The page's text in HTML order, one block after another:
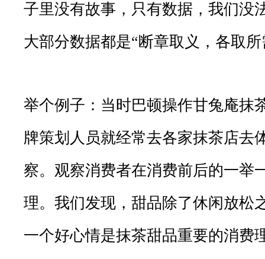
子里没有故事，只有数据，我们没
大部分数据都是“断章取义，各取所
举个例子：当时巴顿操作甘兔庵抹
牌策划人员就经常去各家抹茶店去
察。观察消费者在消费前后的一举
理。我们发现，甜品除了休闲放松
一个好心情是抹茶甜品重要的消费